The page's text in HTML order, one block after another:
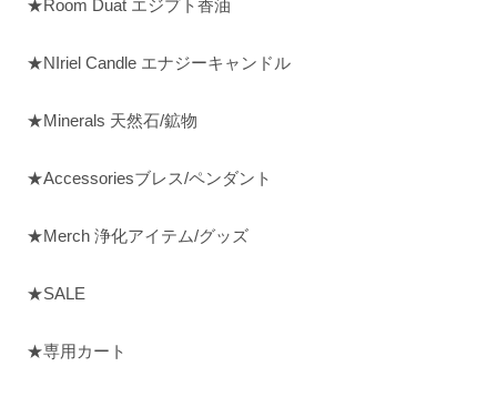
★Room Duat エジプト香油
★NIriel Candle エナジーキャンドル
★Minerals 天然石/鉱物
★Accessoriesブレス/ペンダント
★Merch 浄化アイテム/グッズ
★SALE
★専用カート